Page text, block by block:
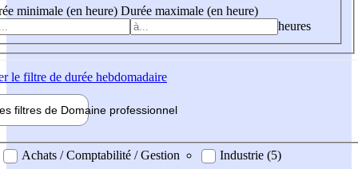
minimale (en heure) Durée maximale (en heure)
heures
le filtre de durée hebdomadaire
filtres de Domaine professionnel
professionel
Achats / Comptabilité / Gestion
Industrie (5)